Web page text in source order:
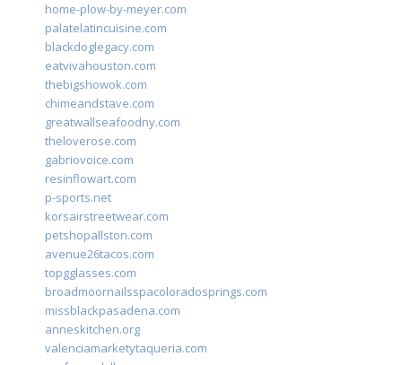
home-plow-by-meyer.com
palatelatincuisine.com
blackdoglegacy.com
eatvivahouston.com
thebigshowok.com
chimeandstave.com
greatwallseafoodny.com
theloverose.com
gabriovoice.com
resinflowart.com
p-sports.net
korsairstreetwear.com
petshopallston.com
avenue26tacos.com
topgglasses.com
broadmoornailsspacoloradosprings.com
missblackpasadena.com
anneskitchen.org
valenciamarketytaqueria.com